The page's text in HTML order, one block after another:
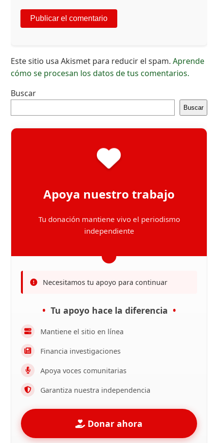
Este sitio usa Akismet para reducir el spam.Aprende
cómo se procesan los datos de tus comentarios.
Buscar
Buscar
Apoya nuestro trabajo
Tu donación mantiene vivo el periodismo
independiente
Necesitamos tu apoyo para continuar
Tu apoyo hace la diferencia
Mantiene el sitio en línea
Financia investigaciones
Apoya voces comunitarias
Garantiza nuestra independencia
Donar ahora